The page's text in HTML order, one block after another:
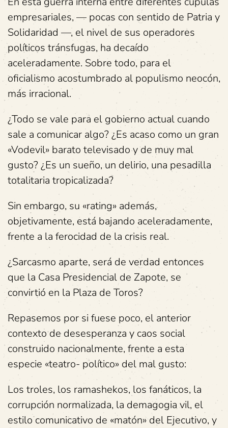
empresariales, — pocas con sentido de Patria y
Solidaridad —, el nivel de sus operadores
políticos tránsfugas, ha decaído
aceleradamente. Sobre todo, para el
oficialismo acostumbrado al populismo neocón,
más irracional.
¿Todo se vale para el gobierno actual cuando
sale a comunicar algo? ¿Es acaso como un gran
«Vodevil» barato televisado y de muy mal
gusto? ¿Es un sueño, un delirio, una pesadilla
totalitaria tropicalizada?
Sin embargo, su «rating» además,
objetivamente, está bajando aceleradamente,
frente a la ferocidad de la crisis real.
¿Sarcasmo aparte, será de verdad entonces
que la Casa Presidencial de Zapote, se
convirtió en la Plaza de Toros?
Repasemos por si fuese poco, el anterior
contexto de desesperanza y caos social
construido nacionalmente, frente a esta
especie «teatro- político» del mal gusto:
Los troles, los ramashekos, los fanáticos, la
corrupción normalizada, la demagogia vil, el
estilo comunicativo de «matón» del Ejecutivo, y